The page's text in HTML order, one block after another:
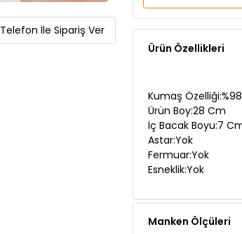
Telefon İle Sipariş Ver
Ürün Özellikleri
İç Bacak Boyu:7 Cm
Astar:Yok
Fermuar:Yok
Esneklik:Yok